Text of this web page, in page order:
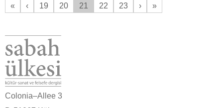
« ‹ 19 20 21 22 23 › »
Colonia–Allee 3